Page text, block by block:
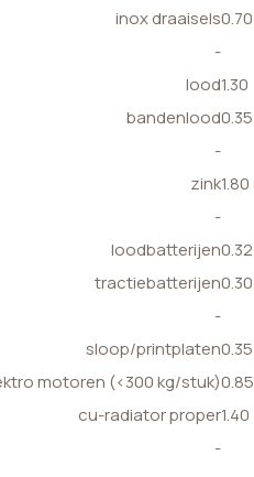
inox draaisels0.70
-
lood1.30
bandenlood0.35
-
zink1.80
-
loodbatterijen0.32
tractiebatterijen0.30
-
sloop/printplaten0.35
motoren (<300 kg/stuk)0.85
cu-radiator proper1.40
-